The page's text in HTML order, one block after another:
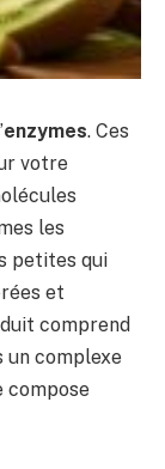
enzymes. Ces
votre
les
petites qui
et
comprend
un complexe
compose